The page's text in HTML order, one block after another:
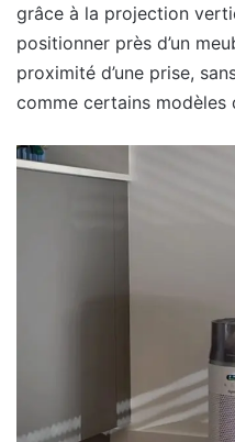
grâce à la projection
positionner près d’un
proximité d’une prise,
comme certains modèles